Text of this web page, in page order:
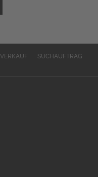
VERKAUF
SUCHAUFTRAG